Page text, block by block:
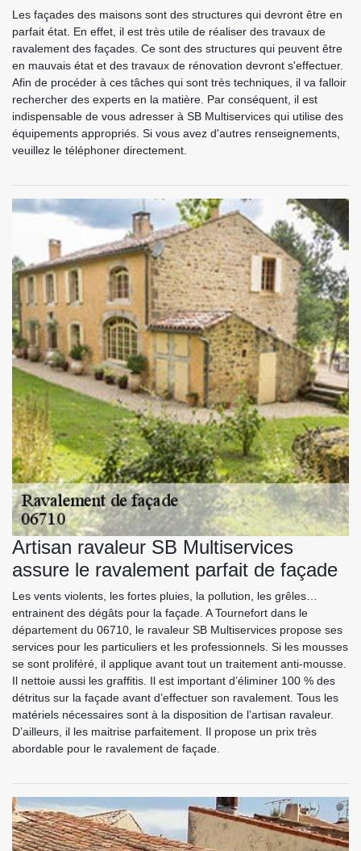
Les façades des maisons sont des structures qui devront être en
parfait état. En effet, il est très utile de réaliser des travaux de
ravalement des façades. Ce sont des structures qui peuvent être
en mauvais état et des travaux de rénovation devront s'effectuer.
Afin de procéder à ces tâches qui sont très techniques, il va falloir
rechercher des experts en la matière. Par conséquent, il est
indispensable de vous adresser à SB Multiservices qui utilise des
équipements appropriés. Si vous avez d'autres renseignements,
veuillez le téléphoner directement.
Artisan ravaleur SB Multiservices
assure le ravalement parfait de façade
Les vents violents, les fortes pluies, la pollution, les grêles…
entrainent des dégâts pour la façade. A Tournefort dans le
département du 06710, le ravaleur SB Multiservices propose ses
services pour les particuliers et les professionnels. Si les mousses
se sont proliféré, il applique avant tout un traitement anti-mousse.
Il nettoie aussi les graffitis. Il est important d’éliminer 100 % des
détritus sur la façade avant d’effectuer son ravalement. Tous les
matériels nécessaires sont à la disposition de l’artisan ravaleur.
D’ailleurs, il les maitrise parfaitement. Il propose un prix très
abordable pour le ravalement de façade.